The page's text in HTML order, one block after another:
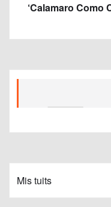
‘Calamaro Como
Mis tuits